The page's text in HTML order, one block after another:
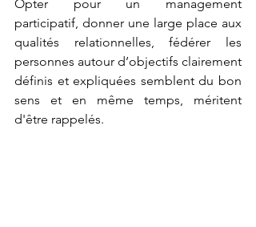
Opter pour un management
participatif, donner une large place aux
qualités relationnelles, fédérer les
personnes autour d’objectifs clairement
définis et expliquées semblent du bon
sens et en même temps, méritent
d'être rappelés.